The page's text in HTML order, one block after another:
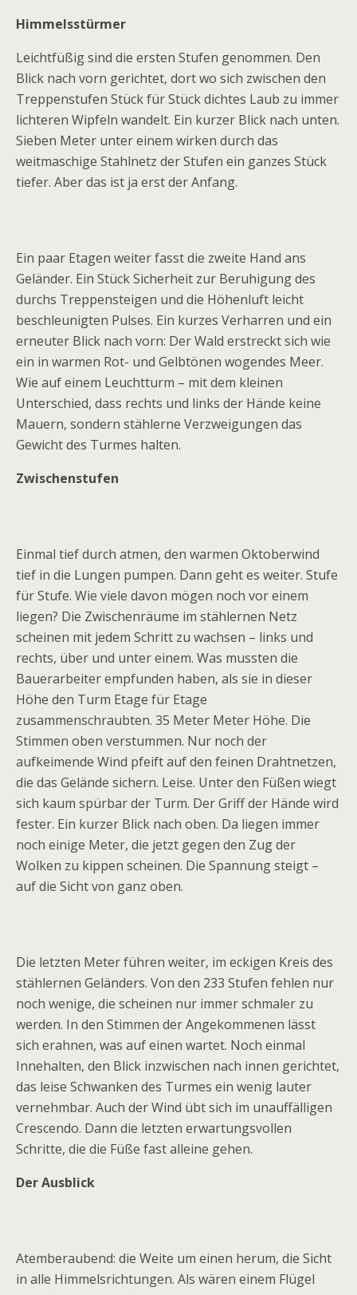
Himmelsstürmer
Leichtfüßig sind die ersten Stufen genommen. Den
Blick nach vorn gerichtet, dort wo sich zwischen den
Treppenstufen Stück für Stück dichtes Laub zu immer
lichteren Wipfeln wandelt. Ein kurzer Blick nach unten.
Sieben Meter unter einem wirken durch das
weitmaschige Stahlnetz der Stufen ein ganzes Stück
tiefer. Aber das ist ja erst der Anfang.
Ein paar Etagen weiter fasst die zweite Hand ans
Geländer. Ein Stück Sicherheit zur Beruhigung des
durchs Treppensteigen und die Höhenluft leicht
beschleunigten Pulses. Ein kurzes Verharren und ein
erneuter Blick nach vorn: Der Wald erstreckt sich wie
ein in warmen Rot- und Gelbtönen wogendes Meer.
Wie auf einem Leuchtturm – mit dem kleinen
Unterschied, dass rechts und links der Hände keine
Mauern, sondern stählerne Verzweigungen das
Gewicht des Turmes halten.
Zwischenstufen
Einmal tief durch atmen, den warmen Oktoberwind
tief in die Lungen pumpen. Dann geht es weiter. Stufe
für Stufe. Wie viele davon mögen noch vor einem
liegen? Die Zwischenräume im stählernen Netz
scheinen mit jedem Schritt zu wachsen – links und
rechts, über und unter einem. Was mussten die
Bauerarbeiter empfunden haben, als sie in dieser
Höhe den Turm Etage für Etage
zusammenschraubten. 35 Meter Meter Höhe. Die
Stimmen oben verstummen. Nur noch der
aufkeimende Wind pfeift auf den feinen Drahtnetzen,
die das Gelände sichern. Leise. Unter den Füßen wiegt
sich kaum spürbar der Turm. Der Griff der Hände wird
fester. Ein kurzer Blick nach oben. Da liegen immer
noch einige Meter, die jetzt gegen den Zug der
Wolken zu kippen scheinen. Die Spannung steigt –
auf die Sicht von ganz oben.
Die letzten Meter führen weiter, im eckigen Kreis des
stählernen Geländers. Von den 233 Stufen fehlen nur
noch wenige, die scheinen nur immer schmaler zu
werden. In den Stimmen der Angekommenen lässt
sich erahnen, was auf einen wartet. Noch einmal
Innehalten, den Blick inzwischen nach innen gerichtet,
das leise Schwanken des Turmes ein wenig lauter
vernehmbar. Auch der Wind übt sich im unauffälligen
Crescendo. Dann die letzten erwartungsvollen
Schritte, die die Füße fast alleine gehen.
Der Ausblick
Atemberaubend: die Weite um einen herum, die Sicht
in alle Himmelsrichtungen. Als wären einem Flügel